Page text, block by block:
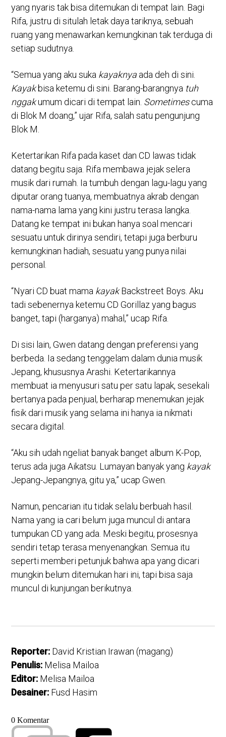
yang nyaris tak bisa ditemukan di tempat lain. Bagi
Rifa, justru di situlah letak daya tariknya, sebuah
ruang yang menawarkan kemungkinan tak terduga di
setiap sudutnya.
“Semua yang aku suka kayaknya ada deh di sini.
Kayakbisa ketemu di sini. Barang-barangnya tuh
nggakumum dicari di tempat lain. Sometimescuma
di Blok M doang,” ujar Rifa, salah satu pengunjung
Blok M.
Ketertarikan Rifa pada kaset dan CD lawas tidak
datang begitu saja. Rifa membawa jejak selera
musik dari rumah. Ia tumbuh dengan lagu-lagu yang
diputar orang tuanya, membuatnya akrab dengan
nama-nama lama yang kini justru terasa langka.
Datang ke tempat ini bukan hanya soal mencari
sesuatu untuk dirinya sendiri, tetapi juga berburu
kemungkinan hadiah, sesuatu yang punya nilai
personal.
“Nyari CD buat mama kayakBackstreet Boys. Aku
tadi sebenernya ketemu CD Gorillaz yang bagus
banget, tapi (harganya) mahal,” ucap Rifa.
Di sisi lain, Gwen datang dengan preferensi yang
berbeda. Ia sedang tenggelam dalam dunia musik
Jepang, khususnya Arashi. Ketertarikannya
membuat ia menyusuri satu per satu lapak, sesekali
bertanya pada penjual, berharap menemukan jejak
fisik dari musik yang selama ini hanya ia nikmati
secara digital.
“Aku sih udah ngeliat banyak banget album K-Pop,
terus ada juga Aikatsu. Lumayan banyak yang kayak
Jepang-Jepangnya, gitu ya,” ucap Gwen.
Namun, pencarian itu tidak selalu berbuah hasil.
Nama yang ia cari belum juga muncul di antara
tumpukan CD yang ada. Meski begitu, prosesnya
sendiri tetap terasa menyenangkan. Semua itu
seperti memberi petunjuk bahwa apa yang dicari
mungkin belum ditemukan hari ini, tapi bisa saja
muncul di kunjungan berikutnya.
Reporter: David Kristian Irawan (magang)
Penulis: Melisa Mailoa
Editor: Melisa Mailoa
Desainer: Fusd Hasim